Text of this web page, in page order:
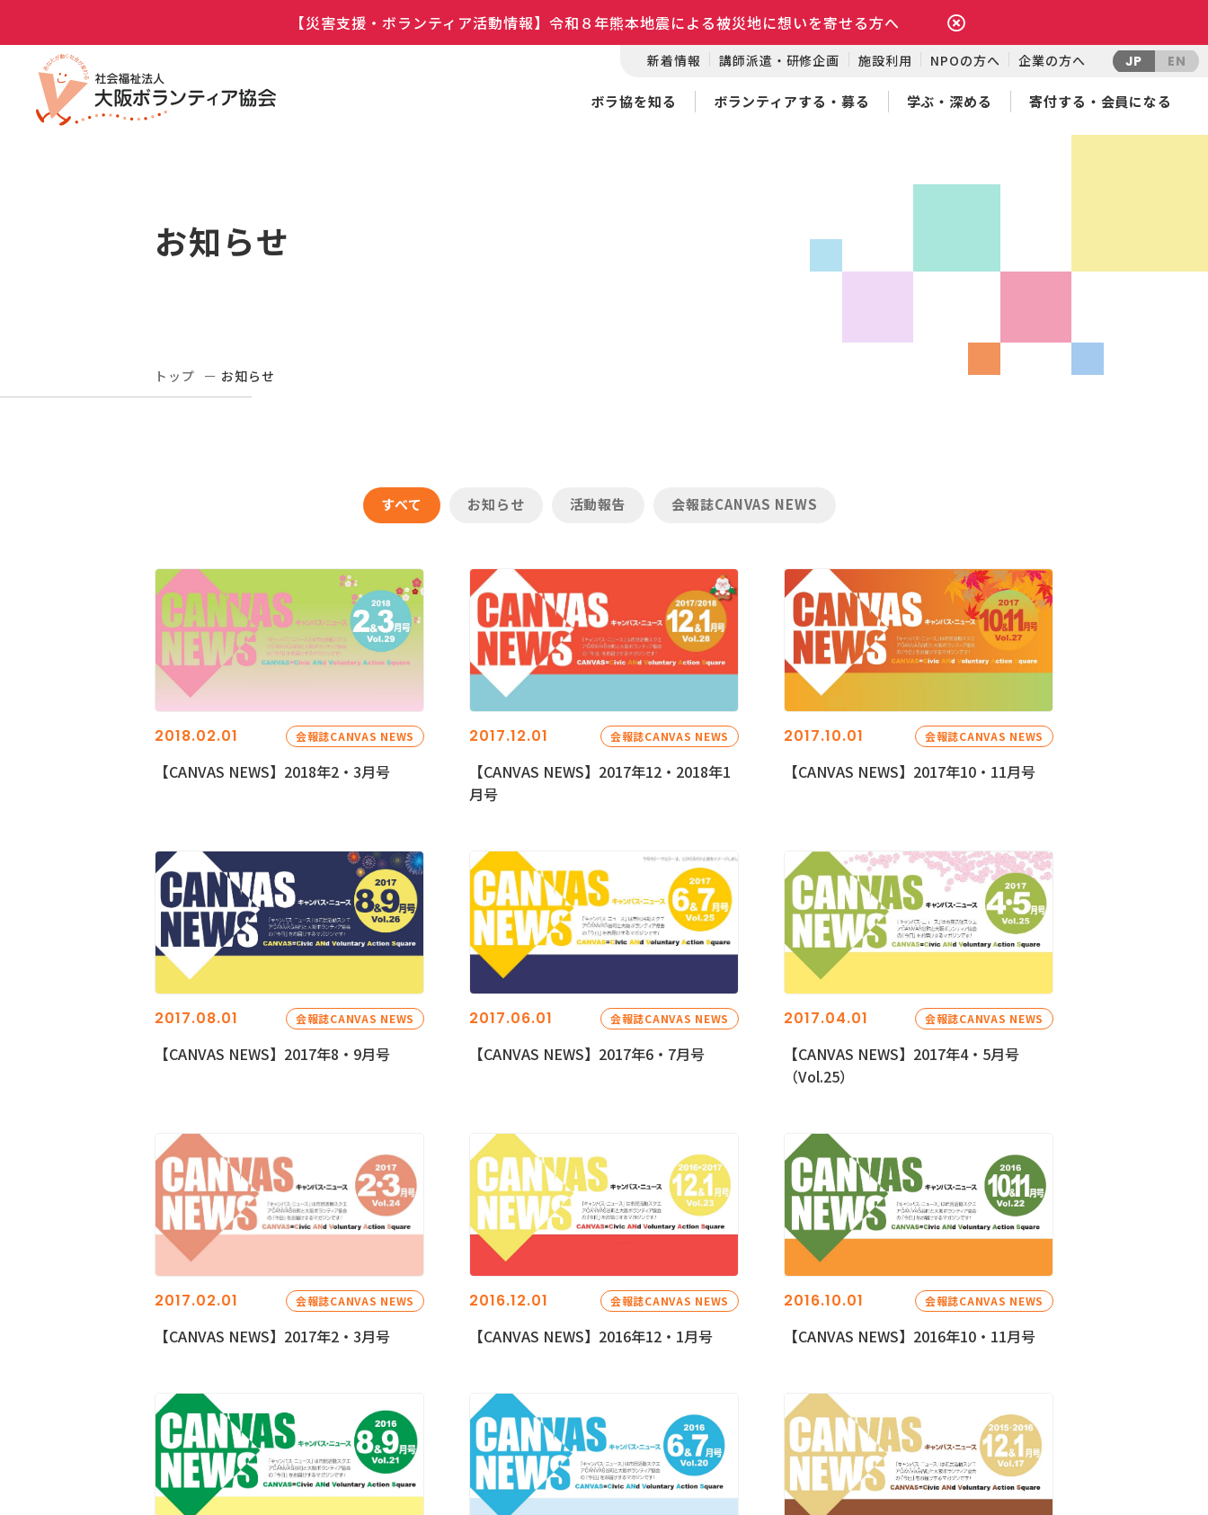
【災害支援・ボランティア活動情報】令和８年熊本地震による被災地に想いを寄せる方へ
新着情報 講師派遣・研修企画 施設利用 NPOの方へ 企業の方へ JP EN
ボラ協を知る ボランティアする・募る 学ぶ・深める 寄付する・会員になる
お知らせ
トップ お知らせ
すべて お知らせ 活動報告 会報誌CANVAS NEWS
2018.02.01 会報誌CANVAS NEWS
【CANVAS NEWS】2018年2・3月号
2017.12.01 会報誌CANVAS NEWS
【CANVAS NEWS】2017年12・2018年1
月号
2017.10.01 会報誌CANVAS NEWS
【CANVAS NEWS】2017年10・11月号
2017.08.01 会報誌CANVAS NEWS
【CANVAS NEWS】2017年8・9月号
2017.06.01 会報誌CANVAS NEWS
【CANVAS NEWS】2017年6・7月号
2017.04.01 会報誌CANVAS NEWS
【CANVAS NEWS】2017年4・5月号
（Vol.25）
2017.02.01 会報誌CANVAS NEWS
【CANVAS NEWS】2017年2・3月号
2016.12.01 会報誌CANVAS NEWS
【CANVAS NEWS】2016年12・1月号
2016.10.01 会報誌CANVAS NEWS
【CANVAS NEWS】2016年10・11月号